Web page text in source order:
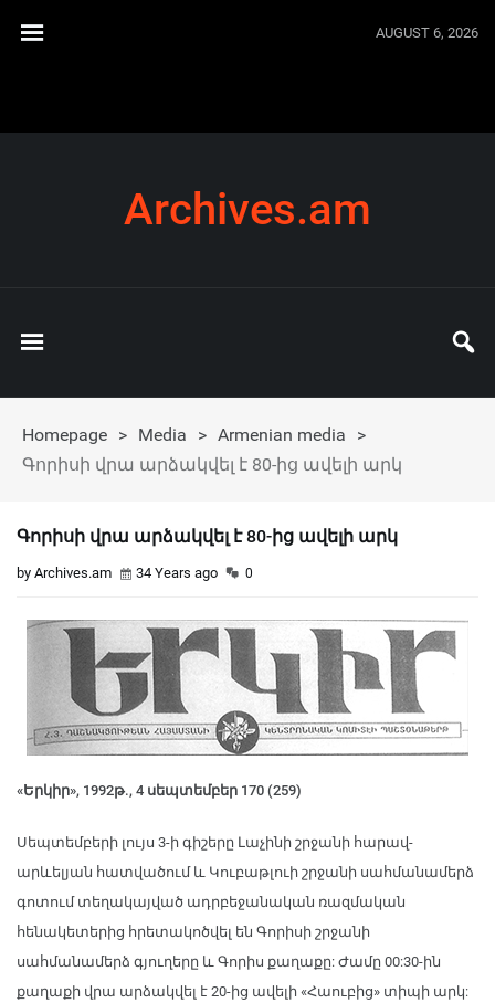
AUGUST 6, 2026
Archives.am
Homepage > Media > Armenian media
>
Գորիսի վրա արձակվել է 80-ից ավելի արկ
Գորիսի վրա արձակվել է 80-ից ավելի արկ
by Archives.am 34 Years ago 0
«Երկիր», 1992թ., 4 սեպտեմբեր 170 (259)
Սեպտեմբերի լույս 3-ի գիշերը Լաչինի շրջանի հարավ-
արևելյան հատվածում և Կուբաթլուի շրջանի սահմանամերձ
գոտում տեղակայված ադրբեջանական ռազմական
հենակետերից հրետակոծվել են Գորիսի շրջանի
սահմանամերձ գյուղերը և Գորիս քաղաքը: Ժամը 00:30-ին
քաղաքի վրա արձակվել է 20-ից ավելի «Հաուբից» տիպի արկ: